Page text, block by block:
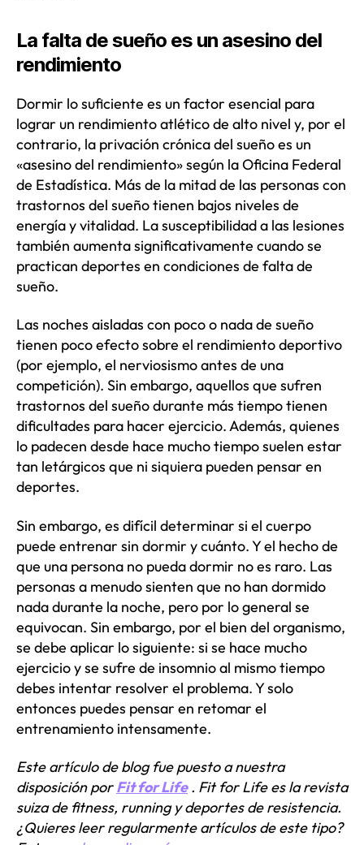
La falta de sueño es un asesino del
rendimiento
Dormir lo suficiente es un factor esencial para
lograr un rendimiento atlético de alto nivel y, por el
contrario, la privación crónica del sueño es un
«asesino del rendimiento» según la Oficina Federal
de Estadística. Más de la mitad de las personas con
trastornos del sueño tienen bajos niveles de
energía y vitalidad. La susceptibilidad a las lesiones
también aumenta significativamente cuando se
practican deportes en condiciones de falta de
sueño.
Las noches aisladas con poco o nada de sueño
tienen poco efecto sobre el rendimiento deportivo
(por ejemplo, el nerviosismo antes de una
competición). Sin embargo, aquellos que sufren
trastornos del sueño durante más tiempo tienen
dificultades para hacer ejercicio. Además, quienes
lo padecen desde hace mucho tiempo suelen estar
tan letárgicos que ni siquiera pueden pensar en
deportes.
Sin embargo, es difícil determinar si el cuerpo
puede entrenar sin dormir y cuánto. Y el hecho de
que una persona no pueda dormir no es raro. Las
personas a menudo sienten que no han dormido
nada durante la noche, pero por lo general se
equivocan. Sin embargo, por el bien del organismo,
se debe aplicar lo siguiente: si se hace mucho
ejercicio y se sufre de insomnio al mismo tiempo
debes intentar resolver el problema. Y solo
entonces puedes pensar en retomar el
entrenamiento intensamente.
Este artículo de blog fue puesto a nuestra
disposición porFit for Life. Fit for Life es la revista
suiza de fitness, running y deportes de resistencia.
¿Quieres leer regularmente artículos de este tipo?